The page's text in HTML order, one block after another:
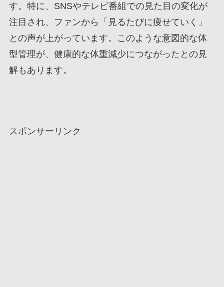
す。特に、SNSやテレビ番組での見た目の変化が
注目され、ファンから「見るたびに痩せていく」
との声が上がっています。このような意図的な体
型管理が、健康的な体重減少につながったとの見
解もあります。
スポンサーリンク